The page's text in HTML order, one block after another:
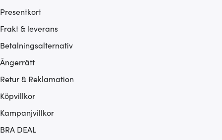
Presentkort
Frakt & leverans
Betalningsalternativ
Ångerrätt
Retur & Reklamation
Köpvillkor
Kampanjvillkor
BRA DEAL